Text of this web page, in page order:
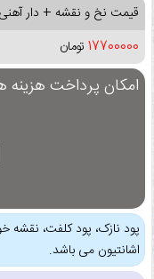
قیمت نخ و نقشه + دار
17700000 تومان
امکان پرداخت
پود نازک، پود کلفت، نقشه
اشانتیون می باشد.